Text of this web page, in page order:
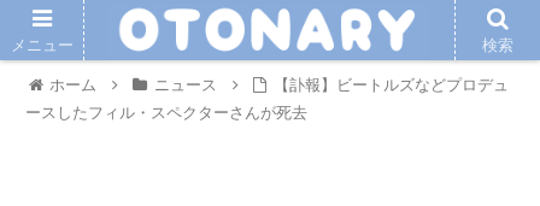
ホーム ニュース
【訃報】ビートルズなどプロデュ
ースしたフィル・スペクターさんが死去
メニュー 検索